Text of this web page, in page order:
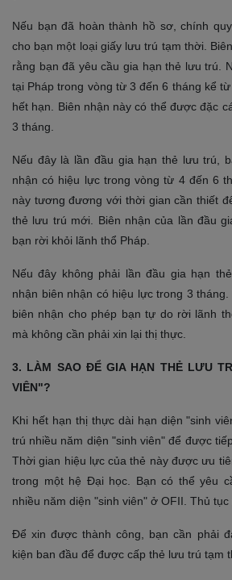
Nếu bạn đã hoàn thành hồ sơ, chính
cho bạn một loại giấy lưu trú tạm thời.
rằng bạn đã yêu cầu gia hạn thẻ lưu trú.
tại Pháp trong vòng từ 3 đến 6 tháng kể
hết hạn. Biên nhận này có thể được đặc
3 tháng.
Nếu đây là lần đầu gia hạn thẻ lưu trú,
nhận có hiệu lực trong vòng từ 4 đến 6
này tương đương với thời gian cần thiết
thẻ lưu trú mới. Biên nhận của lần đầu
bạn rời khỏi lãnh thổ Pháp.
Nếu đây không phải lần đầu gia hạn
nhận biên nhận có hiệu lực trong 3
biên nhận cho phép bạn tự do rời lãnh
mà không cần phải xin lại thị thực.
3. LÀM SAO ĐỂ GIA HẠN THẺ LƯU
VIÊN"?
Khi hết hạn thị thực dài hạn diện "sinh
trú nhiều năm diện "sinh viên" để được
Thời gian hiệu lực của thẻ này được ưu
trong một hệ Đại học. Bạn có thể yêu
nhiều năm diện "sinh viên" ở OFII. Thủ tục
Để xin được thành công, bạn cần phải
kiện ban đầu để được cấp thẻ lưu trú tạm